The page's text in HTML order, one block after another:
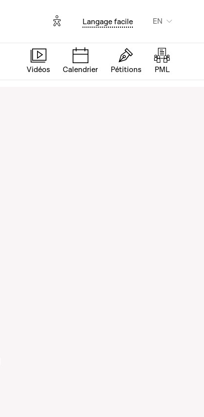
Options d'accessibilité
Langage facile EN
Vidéos Calendrier Pétitions PML